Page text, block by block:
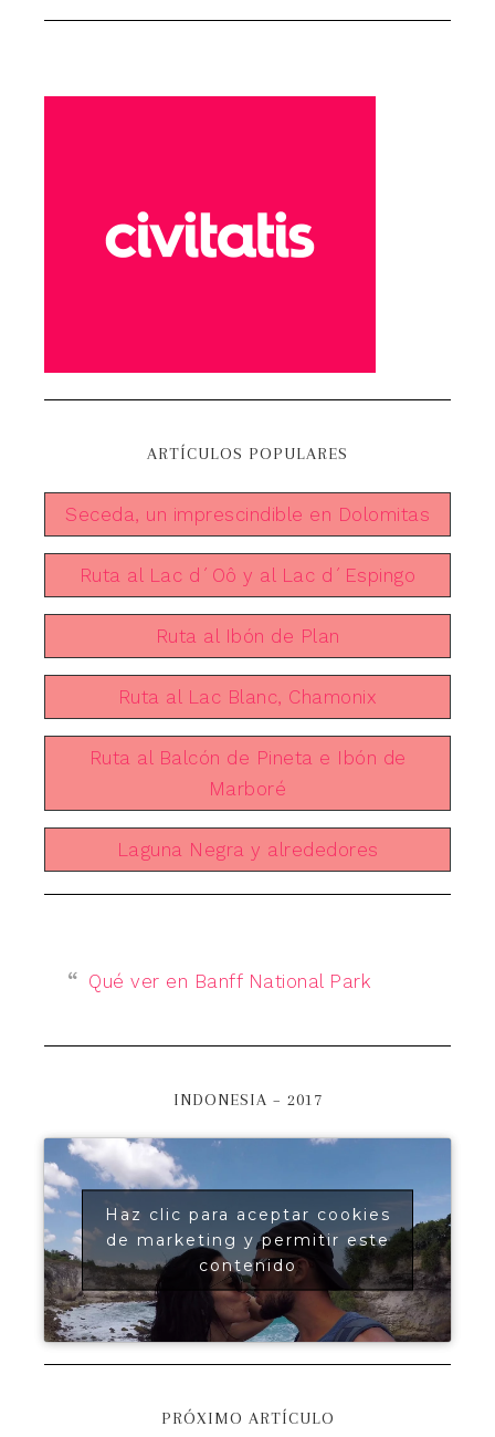
ARTÍCULOS POPULARES
Seceda, un imprescindible en Dolomitas
Ruta al Lac d´Oô y al Lac d´Espingo
Ruta al Ibón de Plan
Ruta al Lac Blanc, Chamonix
Ruta al Balcón de Pineta e Ibón de
Marboré
Laguna Negra y alrededores
Qué ver en Banff National Park
INDONESIA – 2017
Haz clic para aceptar cookies
de marketing y permitir este
contenido
PRÓXIMO ARTÍCULO